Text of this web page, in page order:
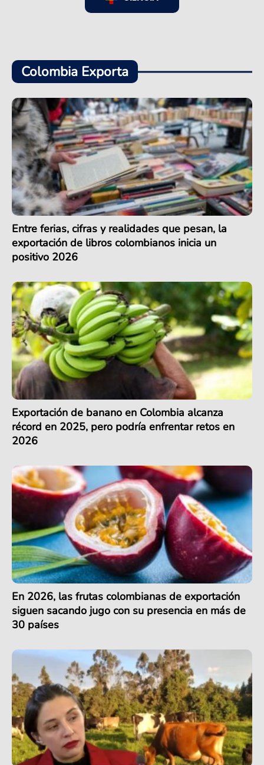
Colombia Exporta
Entre ferias, cifras y realidades que pesan, la
exportación de libros colombianos inicia un
positivo 2026
Exportación de banano en Colombia alcanza
récord en 2025, pero podría enfrentar retos en
2026
En 2026, las frutas colombianas de exportación
siguen sacando jugo con su presencia en más de
30 países